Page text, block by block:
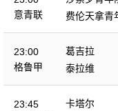
意青联
费伦天拿青
23:00
格鲁甲
葛吉拉
泰拉维
23:45
卡塔尔